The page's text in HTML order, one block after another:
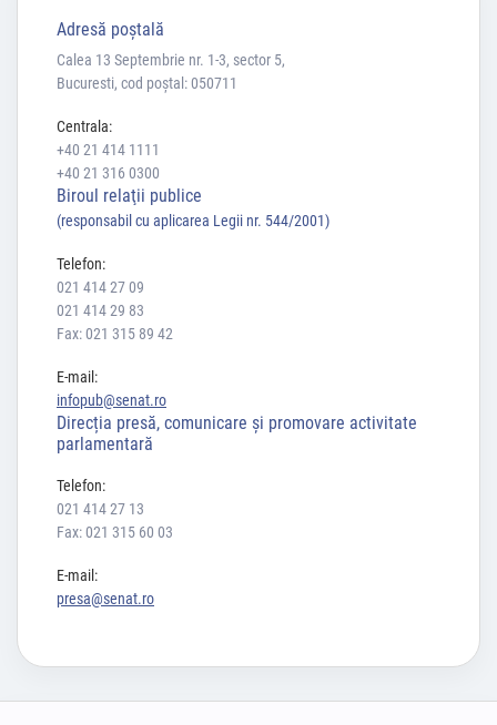
Adresă poştală
Calea 13 Septembrie nr. 1-3, sector 5,
Bucuresti, cod poștal: 050711
Centrala:
+40 21 414 1111
+40 21 316 0300
Biroul relaţii publice
(responsabil cu aplicarea Legii nr. 544/2001)
Telefon:
021 414 27 09
021 414 29 83
Fax: 021 315 89 42
E-mail:
infopub@senat.ro
Direcția presă, comunicare și promovare activitate
parlamentară
Telefon:
021 414 27 13
Fax: 021 315 60 03
E-mail:
presa@senat.ro